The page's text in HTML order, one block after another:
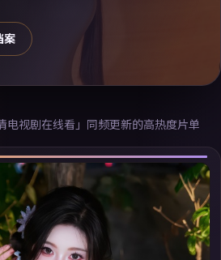
案
电视剧在线看」同频更新的高热度片单